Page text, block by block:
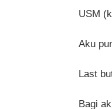
USM
Aku
Last
Bagi